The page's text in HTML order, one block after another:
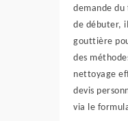
demande du
de débuter,
gouttière
des
nettoyage
devis
via le